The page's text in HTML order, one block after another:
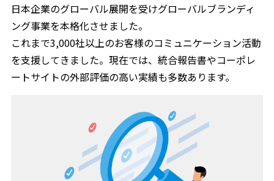
日本企業のグローバル展開を受けグローバルブランディ
ング事業を本格化させました。
これまで3,000社以上のお客様のコミュニケーション活動
を支援してきました。現在では、統合報告書やコーポレ
ートサイトの外部評価の高い実績も多数あります。